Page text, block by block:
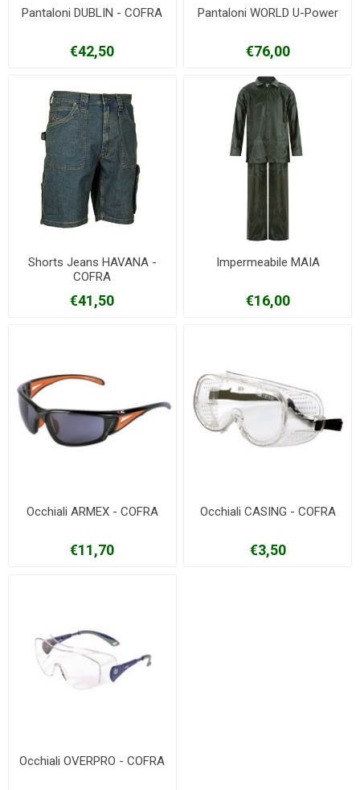
Pantaloni DUBLIN - COFRA
€42,50
Pantaloni WORLD U-Power
€76,00
Shorts Jeans HAVANA -
COFRA
€41,50
Impermeabile MAIA
€16,00
Occhiali ARMEX - COFRA
€11,70
Occhiali CASING - COFRA
€3,50
Occhiali OVERPRO - COFRA